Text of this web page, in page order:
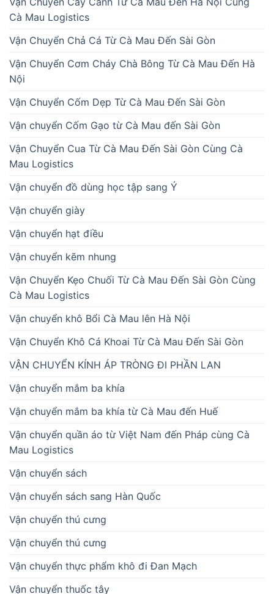
Cà Mau Logistics
Vận Chuyển Chả Cá Từ Cà Mau Đến Sài Gòn
Vận Chuyển Cơm Cháy Chà Bông Từ Cà Mau Đến Hà
Nội
Vận Chuyển Cốm Dẹp Từ Cà Mau Đến Sài Gòn
Vận chuyển Cốm Gạo từ Cà Mau đến Sài Gòn
Vận Chuyển Cua Từ Cà Mau Đến Sài Gòn Cùng Cà
Mau Logistics
Vận chuyển đồ dùng học tập sang Ý
Vận chuyển giày
Vận chuyển hạt điều
Vận chuyển kẽm nhung
Vận Chuyển Kẹo Chuối Từ Cà Mau Đến Sài Gòn Cùng
Cà Mau Logistics
Vận chuyển khô Bổi Cà Mau lên Hà Nội
Vận Chuyển Khô Cá Khoai Từ Cà Mau Đến Sài Gòn
VẬN CHUYỂN KÍNH ÁP TRÒNG ĐI PHẦN LAN
Vận chuyển mắm ba khía
Vận chuyển mắm ba khía từ Cà Mau đến Huế
Vận chuyển quần áo từ Việt Nam đến Pháp cùng Cà
Mau Logistics
Vận chuyển sách
Vận chuyển sách sang Hàn Quốc
Vận chuyển thú cưng
Vận chuyển thú cưng
Vận chuyển thực phẩm khô đi Đan Mạch
Vận chuyển thuốc tây